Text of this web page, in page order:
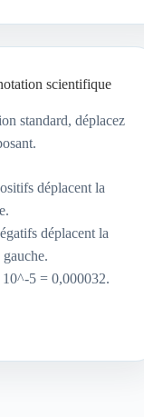
scientifique
standard, déplacez
déplacent la
déplacent la
5 = 0,000032.